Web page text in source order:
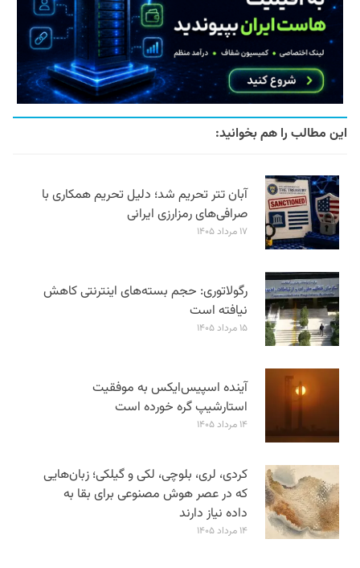
این مطالب را هم بخوانید:
آبان تتر تحریم شد؛ دلیل تحریم همکاری با
صرافی‌های رمزارزی ایرانی
۱۷ مرداد ۱۴۰۵
رگولاتوری: حجم بسته‌های اینترنتی کاهش
نیافته است
۱۵ مرداد ۱۴۰۵
آینده اسپیس‌ایکس به موفقیت
استارشیپ گره خورده است
۱۴ مرداد ۱۴۰۵
کردی، لری، بلوچی، لکی و گیلکی؛ زبان‌هایی
که در عصر هوش مصنوعی برای بقا به
داده نیاز دارند
۱۴ مرداد ۱۴۰۵